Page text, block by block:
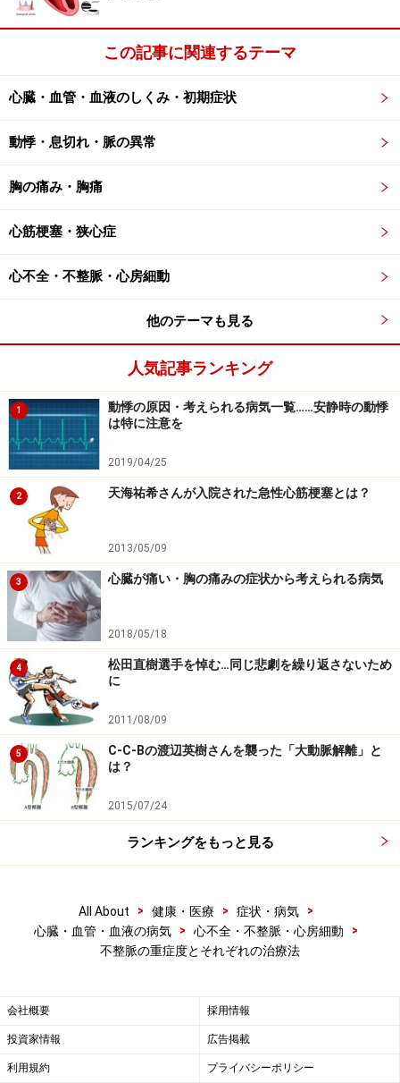
細動、心房粗動、心房頻拍など
心不全を引き起こす危険性のある不整脈
脈が遅すぎたり速すぎたりのときは苦しくなります
1分間130拍以上の極端な頻脈や、逆に40拍以下の極端な
徐脈が長時間続くと、次第に左室に負荷がかかります。
この際、もともと心臓病があると、容易に心不全を誘発
してしまいます。こうした例ではより積極的な不整脈の
治療が必要になります。
最近では、基礎心疾患がなくても長期間の頻脈持続によ
って心筋細胞が変性し、拡張型心筋症と同じように強い
心不全を来たす「頻脈誘発性心筋症」という病態が注目
されています。服薬やカテーテル治療（アブレーション
と呼びます）あるいはそれが効かないときに「メイズ手
術」という方法で不整脈を治し、心臓の機能も回復した
ケースがあります。もちろん原因となる基礎疾患がある
場合、その治療も行います。たとえば弁膜症や心筋症、
虚血性心疾患、先天性心疾患などがある場合、それらの
治療も有効です。
■頻脈性不整脈
洞性頻脈、上室性頻拍、頻脈性心房細動・心房粗動、接
合部頻拍、心室頻拍
■徐脈性不整脈
房室ブロック、洞房ブロック、洞性徐脈
強い自覚症状を伴う不整脈
不整脈の中には強い自覚症状を伴うものがあります。不
に日常生活に大きな支障を来します。特に、心房細動、
心房粗動、上室性頻拍などの頻脈発作を繰り返す場合
動悸を自覚します。
一方、発作性洞停止では強いめまいや失神発作を来たす
ことがあります。頻脈発作と洞停止を繰り返す徐脈頻脈
この記事に関連するテーマ
心臓・血管・血液のしくみ・初期症状
動悸・息切れ・脈の異常
胸の痛み・胸痛
心筋梗塞・狭心症
心不全・不整脈・心房細動
他のテーマも見る
人気記事ランキング
1
動悸の原因・考えられる病気一覧……安静時の動悸
は特に注意を
2019/04/25
2 天海祐希さんが入院された急性心筋梗塞とは？
2013/05/09
3 心臓が痛い・胸の痛みの症状から考えられる病気
2018/05/18
4
松田直樹選手を悼む…同じ悲劇を繰り返さないため
に
2011/08/09
5
C-C-Bの渡辺英樹さんを襲った「大動脈解離」と
は？
2015/07/24
ランキングをもっと見る
All About > 健康・医療 > 症状・病気
>
心臓・血管・血液の病気
> 心不全・不整脈・心房細動
>
不整脈の重症度とそれぞれの治療法
会社概要 採用情報
投資家情報 広告掲載
利用規約 プライバシーポリシー